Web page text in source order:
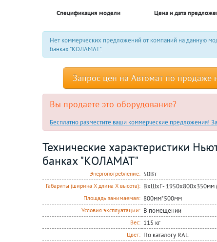
Спецификация модели Цена и дата
Нет коммерческих предложений от компаний на данную
банках "КОЛАМАТ".
Запрос цен на Автомат по
Вы продаете это оборудование?
Бесплатно разместите ваши коммерческие предложения!
Технические характеристики
банках "КОЛАМАТ"
Энергопотребление: 50Вт
Габариты (ширина Х длина Х высота): ВxШxГ- 1950х800х350мм
Площадь занимаемая: 800мм*500мм
Условия эксплуатации: В помещении
Вес: 115 кг
Цвет: По каталогу RAL